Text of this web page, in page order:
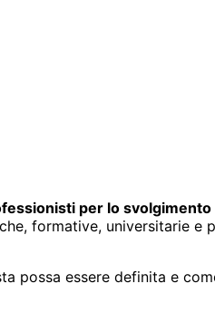
per lo
formative, universitarie e
possa essere definita e